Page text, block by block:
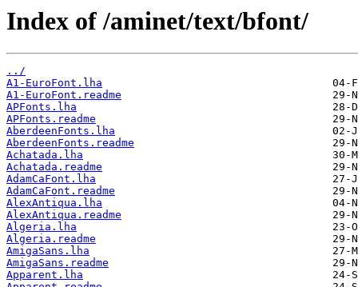
Index of /aminet/text/bfont/
../
A1-EuroFont.lha
A1-EuroFont.readme
APFonts.lha
APFonts.readme
AberdeenFonts.lha
AberdeenFonts.readme
Achatada.lha
Achatada.readme
AdamCaFont.lha
AdamCaFont.readme
AlexAntiqua.lha
AlexAntiqua.readme
Algeria.lha
Algeria.readme
AmigaSans.lha
AmigaSans.readme
Apparent.lha